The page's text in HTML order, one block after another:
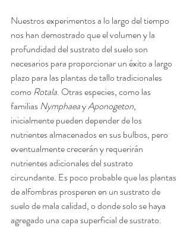
Nuestros experimentos a lo largo del tiempo
nos han demostrado que el volumen y la
profundidad del sustrato del suelo son
necesarios para proporcionar un éxito a largo
plazo para las plantas de tallo tradicionales
como Rotala. Otras especies, como las
familias Nymphaea y Aponogeton,
inicialmente pueden depender de los
nutrientes almacenados en sus bulbos, pero
eventualmente crecerán y requerirán
nutrientes adicionales del sustrato
circundante. Es poco probable que las plantas
de alfombras prosperen en un sustrato de
suelo de mala calidad, o donde solo se haya
agregado una capa superficial de sustrato.